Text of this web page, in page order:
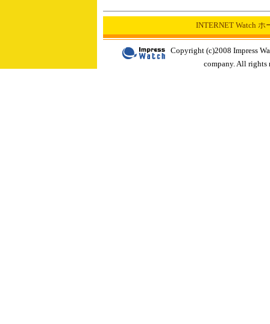
INTERNET Watch ホ
Copyright (c)2008 Impress
company. All rights